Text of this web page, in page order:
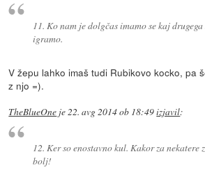
11. Ko nam je dolgčas imamo se kaj
igramo.
V žepu lahko imaš tudi Rubikovo kocko, pa
z njo =).
TheBlueOne je22. avg 2014 ob 18:49izjavil:
12. Ker so enostavno kul. Kakor za
bolj!